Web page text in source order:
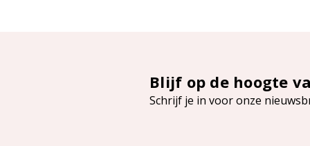
Blijf op de hoogte
Schrijf je in voor onze